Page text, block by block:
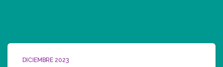
DICIEMBRE 2023